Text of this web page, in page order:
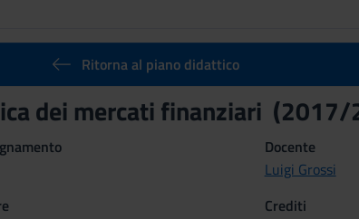
Ritorna al piano didattico
dei mercati finanziari
Docente
Luigi Grossi
Crediti